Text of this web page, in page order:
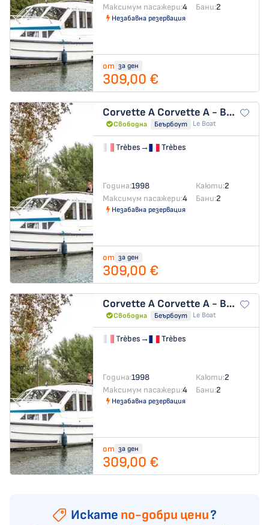
Максимум пасажери:4 Бани:2
Незабавна резервация
от за ден
309,00 €
Corvette A Corvette A - Budget 6
Свободна Беърбоут Le Boat
Trèbes→ Trèbes
Година:1998 Каюти:2
Максимум пасажери:4 Бани:2
Незабавна резервация
от за ден
309,00 €
Corvette A Corvette A - Budget 7
Свободна Беърбоут Le Boat
Trèbes→ Trèbes
Година:1998 Каюти:2
Максимум пасажери:4 Бани:2
Незабавна резервация
от за ден
309,00 €
Искате по-добри цени?